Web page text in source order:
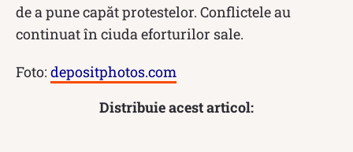
de a pune capăt protestelor. Conflictele au
continuat în ciuda eforturilor sale.
Foto: depositphotos.com
Distribuie acest articol: